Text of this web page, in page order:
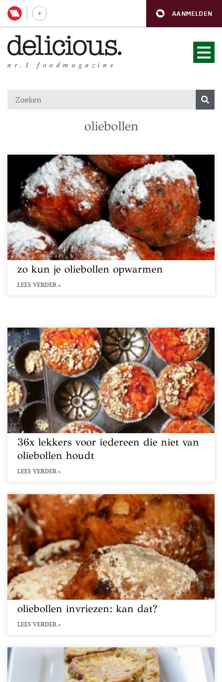
AANMELDEN
nr.1 foodmagazine
oliebollen
zo kun je oliebollen opwarmen
LEES VERDER »
36x lekkers voor iedereen die niet van
oliebollen houdt
LEES VERDER »
oliebollen invriezen: kan dat?
LEES VERDER »